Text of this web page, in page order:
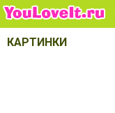
КАРТИНКИ